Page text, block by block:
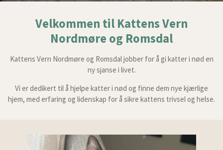
Velkommen til Kattens Vern
Nordmøre og Romsdal
Kattens Vern Nordmøre og Romsdal jobber for å gi katter i nød en
ny sjanse i livet.
Vi er dedikert til å hjelpe katter i nød og finne dem nye kjærlige
hjem, med erfaring og lidenskap for å sikre kattens trivsel og helse.